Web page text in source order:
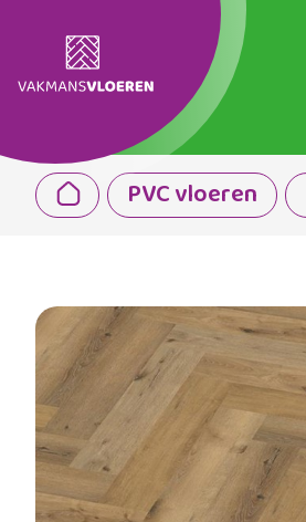
PVC vloeren